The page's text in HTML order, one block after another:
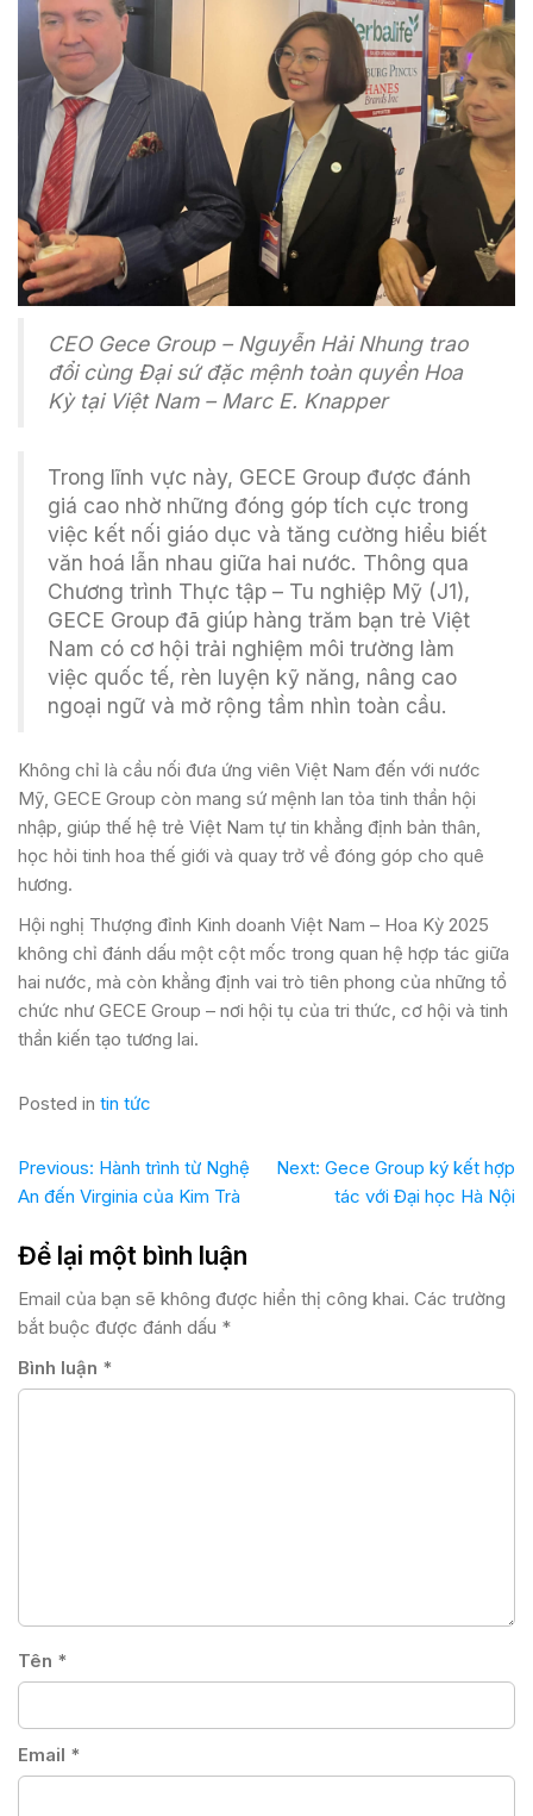
CEO Gece Group – Nguyễn Hải Nhung trao
đổi cùng Đại sứ đặc mệnh toàn quyền Hoa
Kỳ tại Việt Nam – Marc E. Knapper
Trong lĩnh vực này, GECE Group được đánh
giá cao nhờ những đóng góp tích cực trong
việc kết nối giáo dục và tăng cường hiểu biết
văn hoá lẫn nhau giữa hai nước. Thông qua
Chương trình Thực tập – Tu nghiệp Mỹ (J1),
GECE Group đã giúp hàng trăm bạn trẻ Việt
Nam có cơ hội trải nghiệm môi trường làm
việc quốc tế, rèn luyện kỹ năng, nâng cao
ngoại ngữ và mở rộng tầm nhìn toàn cầu.
Không chỉ là cầu nối đưa ứng viên Việt Nam đến với nước
Mỹ, GECE Group còn mang sứ mệnh lan tỏa tinh thần hội
nhập, giúp thế hệ trẻ Việt Nam tự tin khẳng định bản thân,
học hỏi tinh hoa thế giới và quay trở về đóng góp cho quê
hương.
Hội nghị Thượng đỉnh Kinh doanh Việt Nam – Hoa Kỳ 2025
không chỉ đánh dấu một cột mốc trong quan hệ hợp tác giữa
hai nước, mà còn khẳng định vai trò tiên phong của những tổ
chức như GECE Group – nơi hội tụ của tri thức, cơ hội và tinh
thần kiến tạo tương lai.
Posted in tin tức
Previous: Hành trình từ Nghệ
An đến Virginia của Kim Trà
Next: Gece Group ký kết hợp
tác với Đại học Hà Nội
Để lại một bình luận
Email của bạn sẽ không được hiển thị công khai. Các trường
bắt buộc được đánh dấu *
Bình luận *
Tên *
Email *